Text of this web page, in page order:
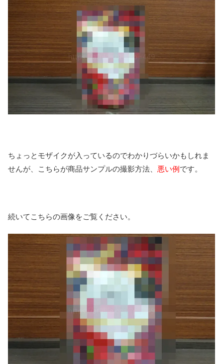
ちょっとモザイクが入っているのでわかりづらいかもしれま
せんが、こちらが商品サンプルの撮影方法、 悪い例です。
続いてこちらの画像をご覧ください。